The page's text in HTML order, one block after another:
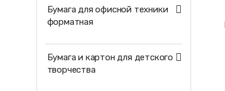
Бумага для офисной техники
форматная
Бумага и картон для детского
творчества